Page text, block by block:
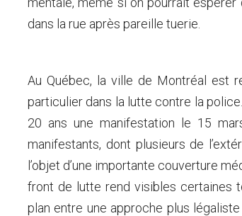
dans la rue après pareille tuerie.
Au Québec, la ville de Montréal est
particulier dans la lutte contre la
20 ans une manifestation le 15
manifestants, dont plusieurs de
l’objet d’une importante couverture
front de lutte rend visibles certaines
plan entre une approche plus